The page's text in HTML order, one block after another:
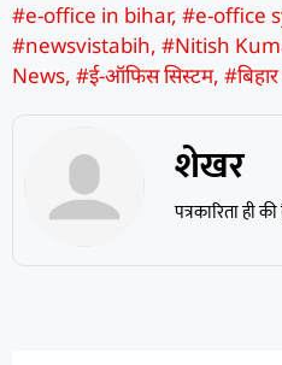
#e-office in bihar, #e-office
#newsvistabih, #Nitish
News, #ई-ऑफिस सिस्टम,
शेखर
पत्रकारिता ही